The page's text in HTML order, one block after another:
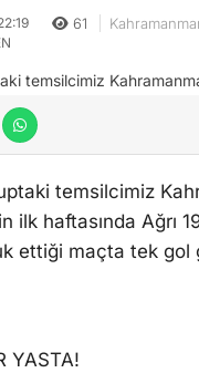
61
temsilcimiz
ilk haftasında Ağrı
ettiği maçta tek
YASTA!